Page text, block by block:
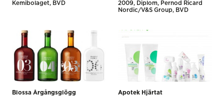
Kemibolaget
BVD
2009
Diplom
Pernod Ricard
Nordic/V&S Group
BVD
Blossa Årgångsglögg
Apotek Hjärtat